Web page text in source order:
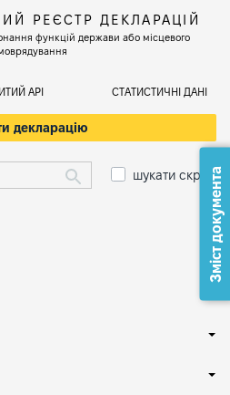
РЕЄСТР ДЕКЛАРАЦІЙ
функцій держави або місцевого
АРІ СТАТИСТИЧНІ ДАНІ
декларацію
шукати скрізьЗміст документа